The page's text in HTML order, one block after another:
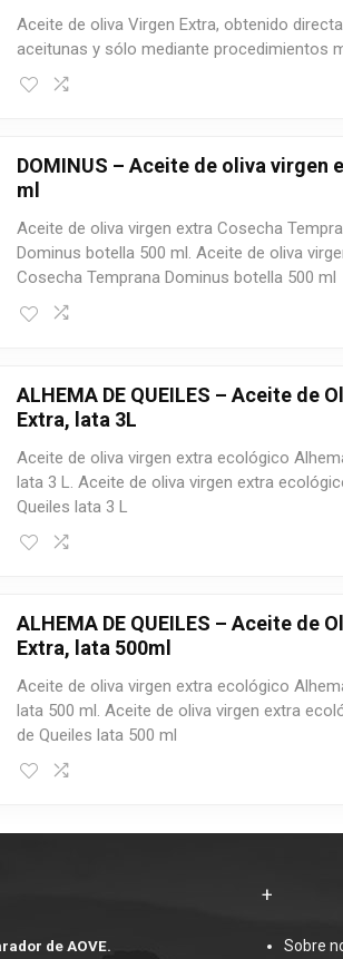
Aceite de oliva Virgen Extra, obtenido
aceitunas y sólo mediante procedimientos
DOMINUS – Aceite de oliva virgen
ml
Aceite de oliva virgen extra Cosecha
Dominus botella 500 ml. Aceite de oliva
Cosecha Temprana Dominus botella 500 ml
ALHEMA DE QUEILES – Aceite de
Extra, lata 3L
Aceite de oliva virgen extra ecológico
lata 3 L. Aceite de oliva virgen extra
Queiles lata 3 L
ALHEMA DE QUEILES – Aceite de
Extra, lata 500ml
Aceite de oliva virgen extra ecológico
lata 500 ml. Aceite de oliva virgen extra
de Queiles lata 500 ml
de AOVE.
+
Sobre